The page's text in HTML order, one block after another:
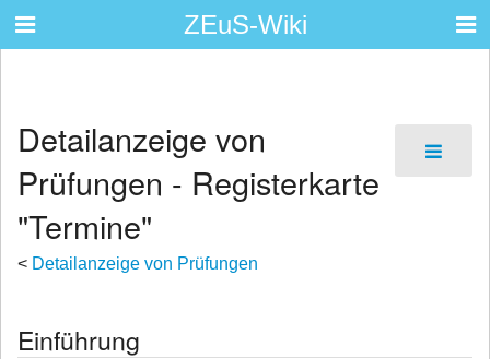
ZEuS-Wiki
Detailanzeige von
Prüfungen - Registerkarte
"Termine"
< Detailanzeige von Prüfungen
Einführung